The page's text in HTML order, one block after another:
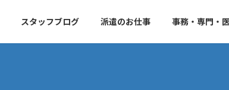
スタッフブログ 派遣のお仕事 事務・専門・